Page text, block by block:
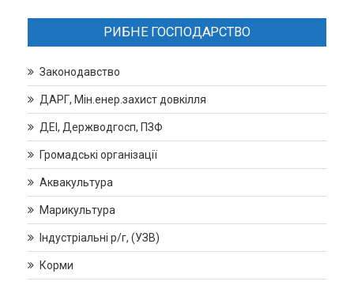
РИБНЕ ГОСПОДАРСТВО
Законодавство
ДАРГ, Мін.енер.захист довкілля
ДЕІ, Держводгосп, ПЗФ
Громадські організації
Аквакультура
Марикультура
Індустріальні р/г, (УЗВ)
Корми